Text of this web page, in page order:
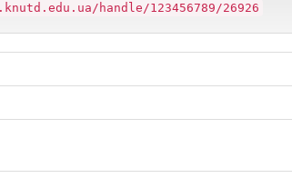
handle/123456789/26926